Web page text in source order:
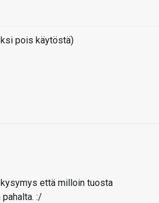
pois käytöstä)
että milloin tuosta
:/